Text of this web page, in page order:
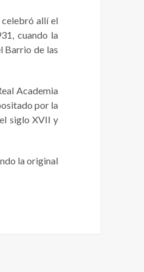
celebró allí el
cuando la
Barrio de las
Academia
por la
siglo XVII y
la original